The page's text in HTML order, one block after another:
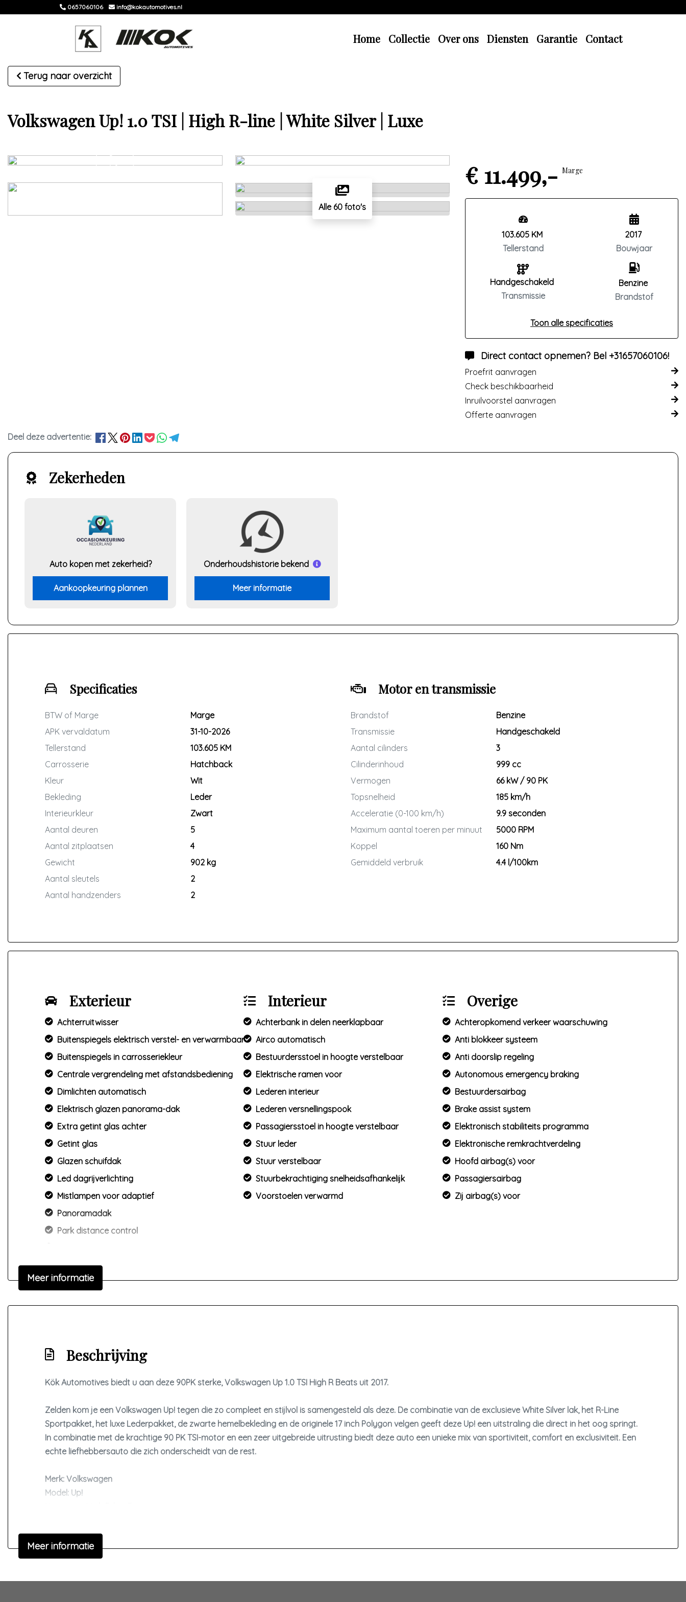
0657060106 info@kokautomotives.nl
Home Collectie Over ons Diensten Garantie Contact
Terug naar overzicht
Volkswagen Up! 1.0 TSI | High R-line | White Silver | Luxe
Alle 60 foto's
€ 11.499,- Marge
103.605 KM
Tellerstand
Handgeschakeld
Transmissie
2017
Bouwjaar
Benzine
Brandstof
Toon alle specificaties
Direct contact opnemen? Bel +31657060106!
Proefrit aanvragen
Check beschikbaarheid
Inruilvoorstel aanvragen
Offerte aanvragen
Deel deze advertentie:
Zekerheden
Auto kopen met zekerheid?
Aankoopkeuring plannen
Onderhoudshistorie bekend
Meer informatie
Specificaties
BTW of Marge
Marge
APK vervaldatum
31-10-2026
Tellerstand
103.605 KM
Carrosserie
Hatchback
Kleur
Wit
Bekleding
Leder
Interieurkleur
Zwart
Aantal deuren
5
Aantal zitplaatsen
4
Gewicht
902 kg
Aantal sleutels
2
Aantal handzenders
2
Motor en transmissie
Brandstof
Benzine
Transmissie
Handgeschakeld
Aantal cilinders
3
Cilinderinhoud
999 cc
Vermogen
66 kW / 90 PK
Topsnelheid
185 km/h
Acceleratie (0-100 km/h)
9.9 seconden
Maximum aantal toeren per minuut
5000 RPM
Koppel
160 Nm
Gemiddeld verbruik
4.4 l/100km
Exterieur
Achterruitwisser
Buitenspiegels elektrisch verstel- en verwarmbaar
Buitenspiegels in carrosseriekleur
Centrale vergrendeling met afstandsbediening
Dimlichten automatisch
Elektrisch glazen panorama-dak
Extra getint glas achter
Getint glas
Glazen schuifdak
Led dagrijverlichting
Mistlampen voor adaptief
Panoramadak
Park distance control
Sportvelgen
Warmtewerend glas
Interieur
Achterbank in delen neerklapbaar
Airco automatisch
Bestuurdersstoel in hoogte verstelbaar
Elektrische ramen voor
Lederen interieur
Lederen versnellingspook
Passagiersstoel in hoogte verstelbaar
Stuur leder
Stuur verstelbaar
Stuurbekrachtiging snelheidsafhankelijk
Voorstoelen verwarmd
Overige
Achteropkomend verkeer waarschuwing
Anti blokkeer systeem
Anti doorslip regeling
Autonomous emergency braking
Bestuurdersairbag
Brake assist system
Elektronisch stabiliteits programma
Elektronische remkrachtverdeling
Hoofd airbag(s) voor
Passagiersairbag
Zij airbag(s) voor
Meer informatie
Beschrijving
Kök Automotives biedt u aan deze 90PK sterke, Volkswagen Up 1.0 TSI High R Beats uit 2017.
Zelden kom je een Volkswagen Up! tegen die zo compleet en stijlvol is samengesteld als deze. De combinatie van de exclusieve White Silver lak, het R-Line
Sportpakket, het luxe Lederpakket, de zwarte hemelbekleding en de originele 17 inch Polygon velgen geeft deze Up! een uitstraling die direct in het oog springt.
In combinatie met de krachtige 90 PK TSI-motor en een zeer uitgebreide uitrusting biedt deze auto een unieke mix van sportiviteit, comfort en exclusiviteit. Een
echte liefhebbersauto die zich onderscheidt van de rest.
Merk: Volkswagen
Model: Up!
Kilometers: 103.000km
Brandstof: Benzine
Vermogen: 90PK
Meer informatie